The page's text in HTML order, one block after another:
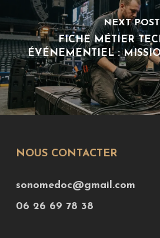
NEXT POST
FICHE MÉTIER
ÉVÉNEMENTIEL :
NOUS CONTACTER
sonomedoc@gmail.com
06 26 69 78 38